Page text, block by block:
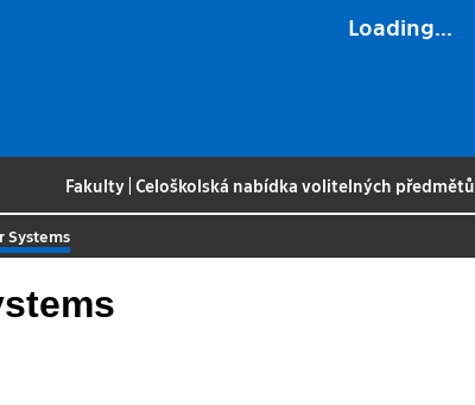
Loading...
Fakulty |Celoškolská nabídka volitelných předmětů
Systems